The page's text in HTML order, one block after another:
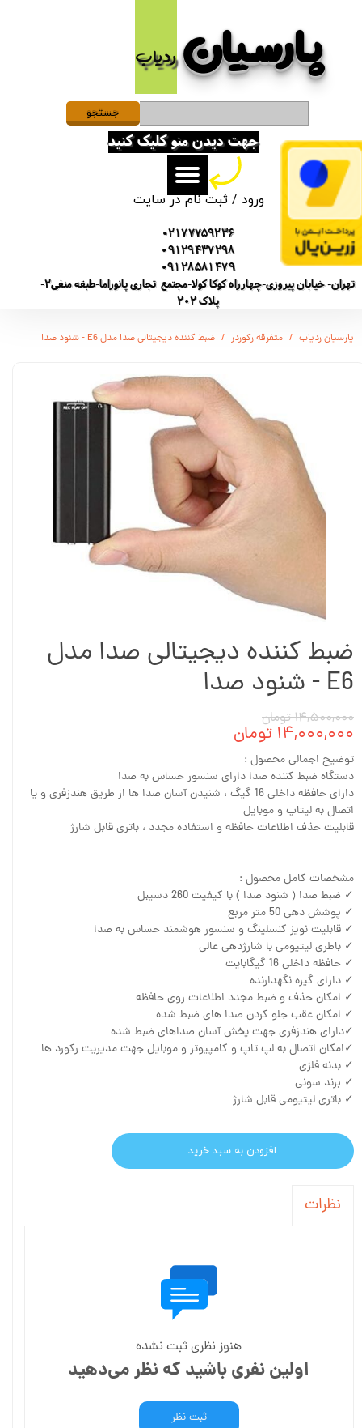
پارسیان​​​​​​​ردیاب
ورود /ثبت نام در سایت
حساب کاربری من
تغییر گذر واژه
سفارشات
خروج از حساب کاربری
02177759236
09129437298
09128581479
تهران- خیابان پیروزی-چهارراه کوکا کولا-مجتمع تجاری پانوراما-طبقه منفی2-
پلاک 202
جهت دیدن منو کلیک کنید
جستجو
پارسیان ردیاب متفرقه رکوردر ضبط کننده دیجیتالی صدا مدل E6 - شنود صدا
ضبط کننده دیجیتالی صدا مدل
E6 - شنود صدا
۱۴,۵۰۰,۰۰۰ تومان
۱۴,۰۰۰,۰۰۰ تومان
توضیح اجمالی محصول :
دستگاه ضبط کننده صدا دارای سنسور حساس به صدا
دارای حافظه داخلی 16 گیگ ، شنیدن آسان صدا ها از طریق هندزفری و یا
اتصال به لپتاپ و موبایل
قابلیت حذف اطلاعات حافظه و استفاده مجدد ، باتری قابل شارژ
مشخصات کامل محصول :
✓ ضبط صدا ( شنود صدا ) با کیفیت 260 دسیبل
✓ پوشش دهی 50 متر مربع
✓ قابلیت نویز کنسلینگ و سنسور هوشمند حساس به صدا
✓ باطری لیتیومی با شارژدهی عالی
✓ حافظه داخلی 16 گیگابایت
✓ دارای گیره نگهدارنده
✓ امکان حذف و ضبط مجدد اطلاعات روی حافظه
✓ امکان عقب جلو کردن صدا های ضبط شده
✓دارای هندزفری جهت پخش آسان صداهای ضبط شده
✓امکان اتصال به لپ تاپ و کامپیوتر و موبایل جهت مدیریت رکورد ها
✓ بدنه فلزی
✓ برند سونی
✓ باتری لیتیومی قابل شارژ
افزودن به سبد خرید
نظرات
هنوز نظری ثبت نشده
اولین نفری باشید که نظر می‌دهید
ثبت نظر